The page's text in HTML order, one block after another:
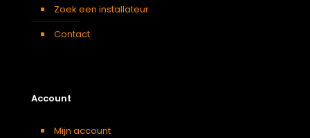
Zoek een installateur
Contact
Account
Mijn account